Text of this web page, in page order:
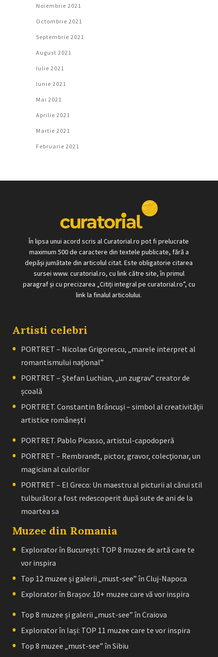
Noiembrie 2021
Octombrie 2021
Septembrie 2021
August 2021
Iulie 2021
Iunie 2021
Mai 2021
Aprilie 2021
Martie 2021
Februarie 2021
În lipsa unui acord scris al Curatorial.ro pot fi prelucrate
maximum 500 de caractere din textele publicate, fără a
depăși jumătate din articolul citat. Este obligatorie citarea
sursei www. curatorial.ro, cu link către site, în primul
paragraf și cu precizarea „Citiți integral pe curatorial.ro”, cu
link la finalul articolului.
Artisti celebri
PORTRET – Nicolae Grigorescu, „marele interpret al
romantismului naţional”
PORTRET – Ştefan Luchian, „un zugrav” creator de
școală
PORTRET. Constantin Brâncuşi – simbol al creativităţii
artistice româneşti
PORTRET. Pablo Picasso, artistul-capodoperă
PORTRET – Rembrandt, pictor, gravor, colecţionar, un
magician al culorilor
PORTRET – El Greco: Un maestru al picturii al cărui stil
tulburător a fost redescoperit după sute de ani de la
moartea sa
Muzee din Romania
Explorator în București: TOP 8 muzee de artă care te
vor inspira
Top 12 muzee și galerii „must-see” în Cluj-Napoca
Explorator în Brașov: 10+ muzee care vă vor inspira
Top 8 muzee și galerii „must-see” în Craiova
Explorator în Iași: TOP 11 muzee care te vor inspira
Top 8 muzee „must-see” în Sibiu